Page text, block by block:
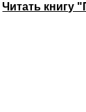
Читать книгу